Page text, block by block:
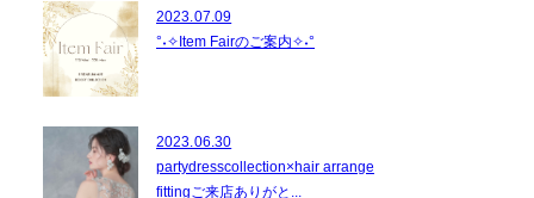
2023.07.09
°˖✧Item Fairのご案内✧˖°
2023.06.30
partydresscollection×hair arrange
fittingご来店ありがと...